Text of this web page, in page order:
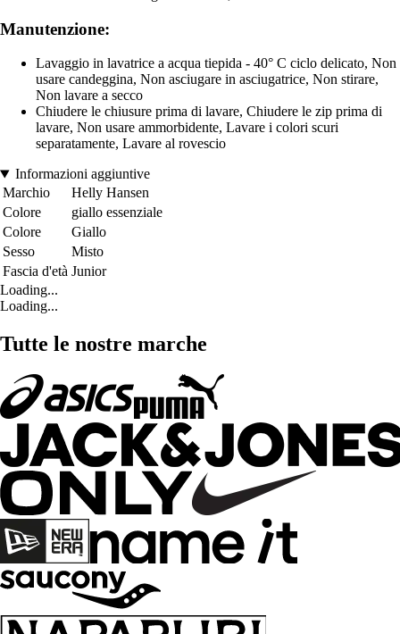
Manutenzione:
Lavaggio in lavatrice a acqua tiepida - 40° C ciclo delicato, Non
usare candeggina, Non asciugare in asciugatrice, Non stirare,
Non lavare a secco
Chiudere le chiusure prima di lavare, Chiudere le zip prima di
lavare, Non usare ammorbidente, Lavare i colori scuri
separatamente, Lavare al rovescio
Informazioni aggiuntive
Marchio
Helly Hansen
Colore
giallo essenziale
Colore
Giallo
Sesso
Misto
Fascia d'età Junior
Loading...
Loading...
Tutte le nostre marche